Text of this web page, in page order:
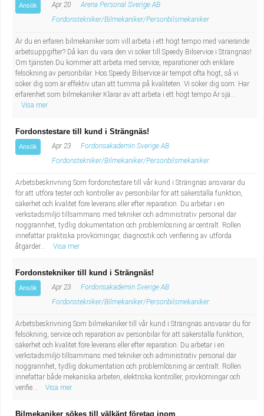
Sanering och renhållning
Socialt arbete
Säkerhetsarbete
Tekniskt arbete
Transport
Lastbilsförare m.fl.
Fastighetsskötare
Informatör/Kommunikatör
Brevbärare
Sjuksköterska, grundutbildad
Kock, storhushåll
Undersköterska, vård- o specialavd. o mottagning
Bibliotekarie
Administrativ assistent
Lärare i gymnasiet
Ansök Apr 20
Arena Personal Sverige AB
Fordonstekniker/Bilmekaniker/Personbilsmekaniker
Är du en erfaren bilmekaniker som vill arbeta i ett högt tempo med varierande
arbetsuppgifter? Då kan du vara den vi söker till Speedy Bilservice i Strängnäs!
Om tjänsten Du kommer att arbeta med service, reparationer och enklare
felsökning av personbilar. Hos Speedy Bilservice är tempot ofta högt, så vi
söker dig som är effektiv utan att tumma på kvaliteten. Vi söker dig som: Har
erfarenhet som bilmekaniker Klarar av att arbeta i ett högt tempo Är sjä...
Visa mer
Fordonstestare till kund i Strängnäs!
Ansök Apr 23
Fordonsakademin Sverige AB
Fordonstekniker/Bilmekaniker/Personbilsmekaniker
Arbetsbeskrivning Som fordonstestare till vår kund i Strängnäs ansvarar du
för att utföra tester och kontroller av personbilar för att säkerställa funktion,
säkerhet och kvalitet före leverans eller efter reparation. Du arbetar i en
verkstadsmiljö tillsammans med tekniker och administrativ personal där
noggrannhet, tydlig dokumentation och problemlösning är centralt. Rollen
innefattar praktiska provkörningar, diagnostik och verifiering av utförda
åtgärder...
Visa mer
Fordonstekniker till kund i Strängnäs!
Ansök Apr 23
Fordonsakademin Sverige AB
Fordonstekniker/Bilmekaniker/Personbilsmekaniker
Arbetsbeskrivning Som bilmekaniker till vår kund i Strängnäs ansvarar du för
felsökning, service och reparation av personbilar för att säkerställa funktion,
säkerhet och kvalitet före leverans eller efter reparation. Du arbetar i en
verkstadsmiljö tillsammans med tekniker och administrativ personal där
noggrannhet, tydlig dokumentation och problemlösning är centralt. Rollen
innefattar både mekaniska arbeten, elektriska kontroller, provkörningar och
verifie...
Visa mer
Bilmekaniker sökes till välkänt företag inom